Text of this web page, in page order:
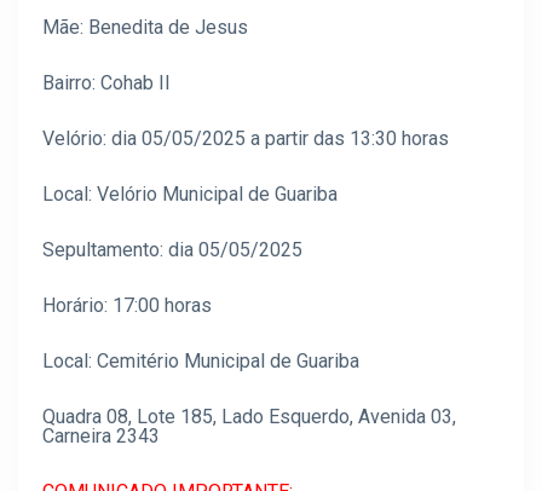
Mãe: Benedita de Jesus
Bairro: Cohab II
Velório: dia 05/05/2025 a partir das 13:30 horas
Local: Velório Municipal de Guariba
Sepultamento: dia 05/05/2025
Horário: 17:00 horas
Local: Cemitério Municipal de Guariba
Quadra 08, Lote 185, Lado Esquerdo, Avenida 03,
Carneira 2343